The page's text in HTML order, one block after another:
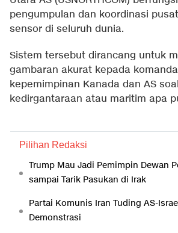
pengumpulan dan koordinasi
sensor di seluruh dunia.
Sistem tersebut dirancang untuk
gambaran akurat kepada
kepemimpinan Kanada dan AS
kedirgantaraan atau maritim apa
Pilihan Redaksi
Trump Mau Jadi Pemimpin Dewan
sampai Tarik Pasukan di Irak
Partai Komunis Iran Tuding AS-
Demonstrasi